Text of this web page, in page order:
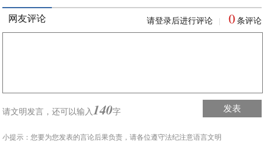
网友评论 请登录后进行评论 0 条评论
请文明发言，还可以输入 140字 发表
小提示：您要为您发表的言论后果负责，请各位遵守法纪注意语言文明